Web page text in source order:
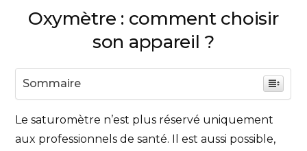
Oxymètre : comment choisir
son appareil ?
Sommaire
Le saturomètre n’est plus réservé uniquement
aux professionnels de santé. Il est aussi possible,